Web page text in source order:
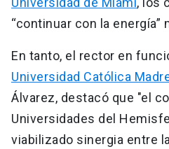
“continuar con la energía”
En tanto, el rector en
Universidad Católica
Álvarez, destacó que "el
Universidades del
viabilizado sinergia entre